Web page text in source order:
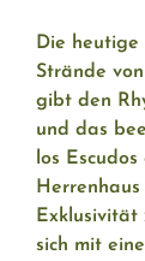
Die
Strände
gibt den
und das
los
Exklusivität
sich mit